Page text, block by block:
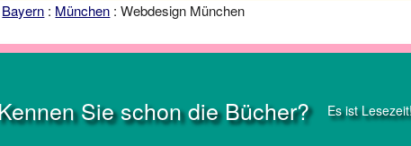
Bayern : München : Webdesign München
Kennen Sie schon die Bücher? Es ist